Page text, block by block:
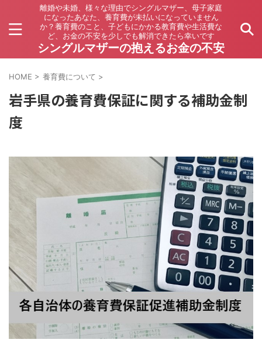
離婚や未婚、様々な理由でシングルマザー、母子家庭
になったあなた、養育費が未払いになっていません
か？養育費のこと、子どもにかかる教育費や生活費な
ど、お金の不安を少しでも解消できたら幸いです
シングルマザーの抱えるお金の不安
HOME > 養育費について >
岩手県の養育費保証に関する補助金制
度